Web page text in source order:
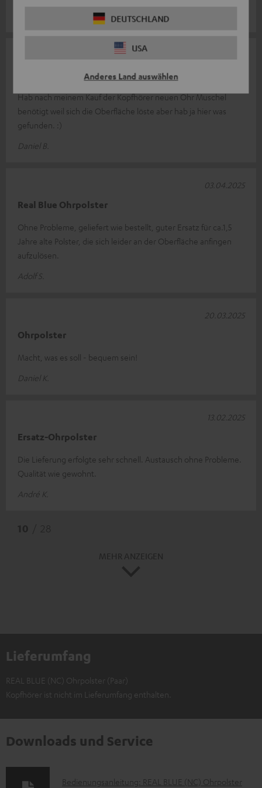
DEUTSCHLAND
USA
Anderes Land auswählen
Hab nach meinem Kauf der Kopfhörer neuen Ohr Muschel
benötigt weil sich die Oberfläche löste aber hab ja hier was
gefunden. :)
Daniel B.
Real Blue Ohrpolster
Ohne Probleme, geliefert wie bestellt, guter Ersatz für ca.1,5
Jahre alte Polster, die sich leider an der Oberfläche anfingen
aufzulösen.
Adolf S.
03.04.2025
Ohrpolster
Macht, was es soll - bequem sein!
Daniel K.
20.03.2025
Ersatz-Ohrpolster
Die Lieferung erfolgte sehr schnell. Austausch ohne Probleme.
Qualität wie gewohnt.
André K.
13.02.2025
Lieferumfang
REAL BLUE (NC) Ohrpolster (Paar)
Kopfhörer ist nicht im Lieferumfang enthalten.
Downloads und Service
D
Bedienungsanleitung: REAL BLUE (NC) Ohrpolster